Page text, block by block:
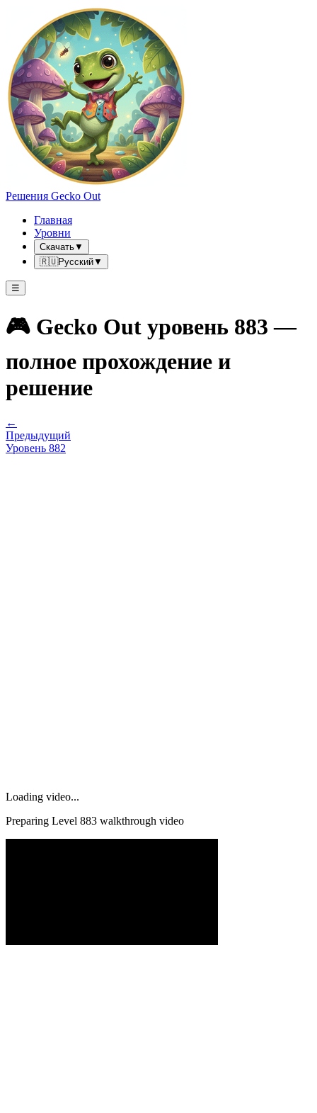
Решения Gecko Out
Главная
Уровни
Скачать▼
🇷🇺Русский▼
☰
🎮 Gecko Out уровень 883 —
полное прохождение и
решение
←
Предыдущий
Уровень 882
Loading video...
Preparing Level 883 walkthrough video